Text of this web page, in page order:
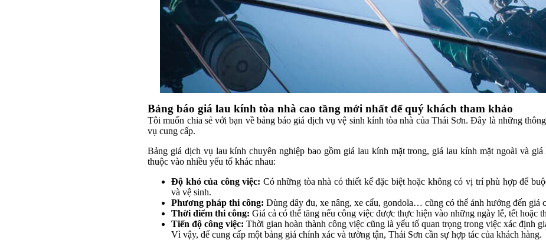
Bảng báo giá lau kính tòa nhà cao tầng mới nhất để quý khách tham khảo
Tôi muốn chia sẻ với bạn về bảng báo giá dịch vụ vệ sinh kính tòa nhà của Thái Sơn. Đây là những
vụ cung cấp.
Bảng giá dịch vụ lau kính chuyên nghiệp bao gồm giá lau kính mặt trong, giá lau kính mặt ngoài và
thuộc vào nhiều yếu tố khác nhau:
Độ khó của công việc: Có những tòa nhà có thiết kế đặc biệt hoặc không có vị trí phù hợp để
và vệ sinh.
Phương pháp thi công: Dùng dây đu, xe nâng, xe cẩu, gondola… cũng có thể ảnh hưởng đến giá
Thời điểm thi công: Giá cả có thể tăng nếu công việc được thực hiện vào những ngày lễ, tết hoặc
Tiến độ công việc: Thời gian hoàn thành công việc cũng là yếu tố quan trọng trong việc xác định
Vì vậy, để cung cấp một bảng giá chính xác và tường tận, Thái Sơn cần sự hợp tác của khách hàng.